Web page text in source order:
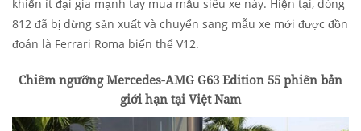
khiến ít đại gia mạnh tay mua mẫu siêu xe này. Hiện tại, dòng
812 đã bị dừng sản xuất và chuyển sang mẫu xe mới được đồn
đoán là Ferrari Roma biến thể V12.
Chiêm ngưỡng Mercedes-AMG G63 Edition 55 phiên bản
giới hạn tại Việt Nam